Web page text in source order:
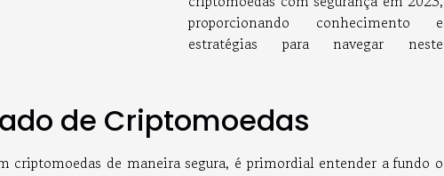
proporcionando conhecimento e
estratégias para navegar neste
de Criptomoedas
criptomoedas de maneira segura, é primordial entender a fundo o